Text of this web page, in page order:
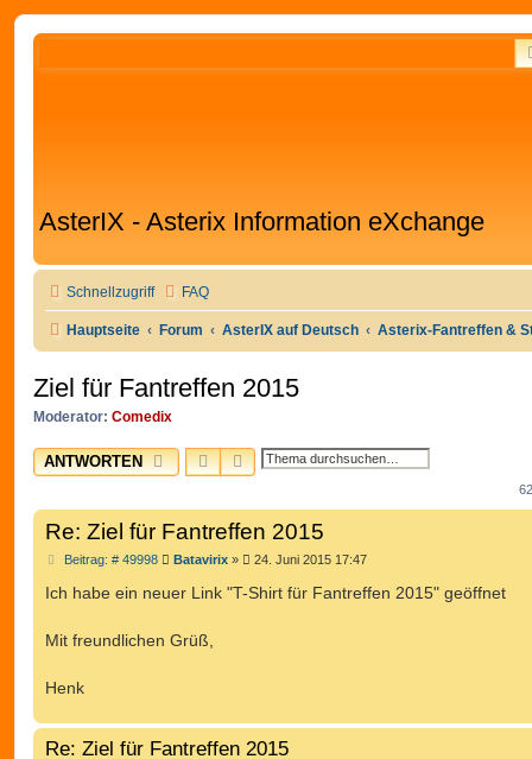
AsterIX - Asterix Information eXchange
Schnellzugriff FAQ
Hauptseite Forum AsterIX auf Deutsch Asterix-Fantreffen &
Ziel für Fantreffen 2015
Moderator: Comedix
ANTWORTEN SUCHEERWEITERTE SUCHE
Re: Ziel für Fantreffen 2015
Beitrag: # 49998B
i
a
g
Batavirix» 24. Juni 2015 17:47
Ich habe ein neuer Link "T-Shirt für Fantreffen 2015" geöffnet
Mit freundlichen Grüß,
Henk
Re: Ziel für Fantreffen 2015